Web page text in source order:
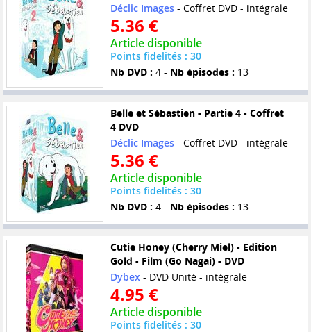
Déclic Images- Coffret DVD - intégrale
5.36 €
Article disponible
Points fidelités : 30
Nb DVD : 4 - Nb épisodes : 13
Belle et Sébastien - Partie 4 - Coffret
4 DVD
Déclic Images- Coffret DVD - intégrale
5.36 €
Article disponible
Points fidelités : 30
Nb DVD : 4 - Nb épisodes : 13
Cutie Honey (Cherry Miel) - Edition
Gold - Film (Go Nagai) - DVD
Dybex - DVD Unité - intégrale
4.95 €
Article disponible
Points fidelités : 30